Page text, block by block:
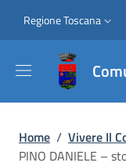
Slim top
Regione Toscana
Briciole
Home / Vivere Il
PINO DANIELE –